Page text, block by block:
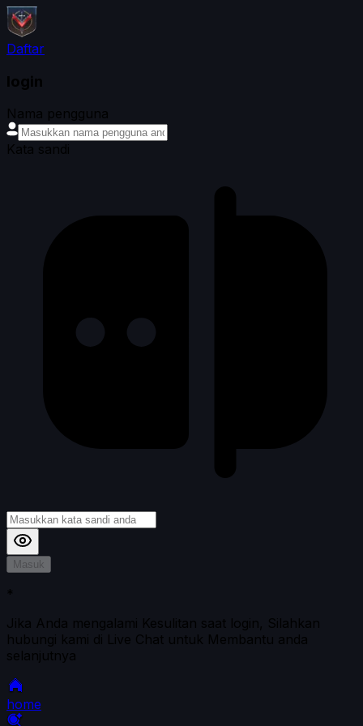
Daftar
login
Nama pengguna
Kata sandi
Masuk
*
Jika Anda mengalami Kesulitan saat login, Silahkan
hubungi kami di Live Chat untuk Membantu anda
selanjutnya
home